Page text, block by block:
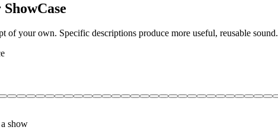
of your own. Specific descriptions produce more useful, reusable sound.
show